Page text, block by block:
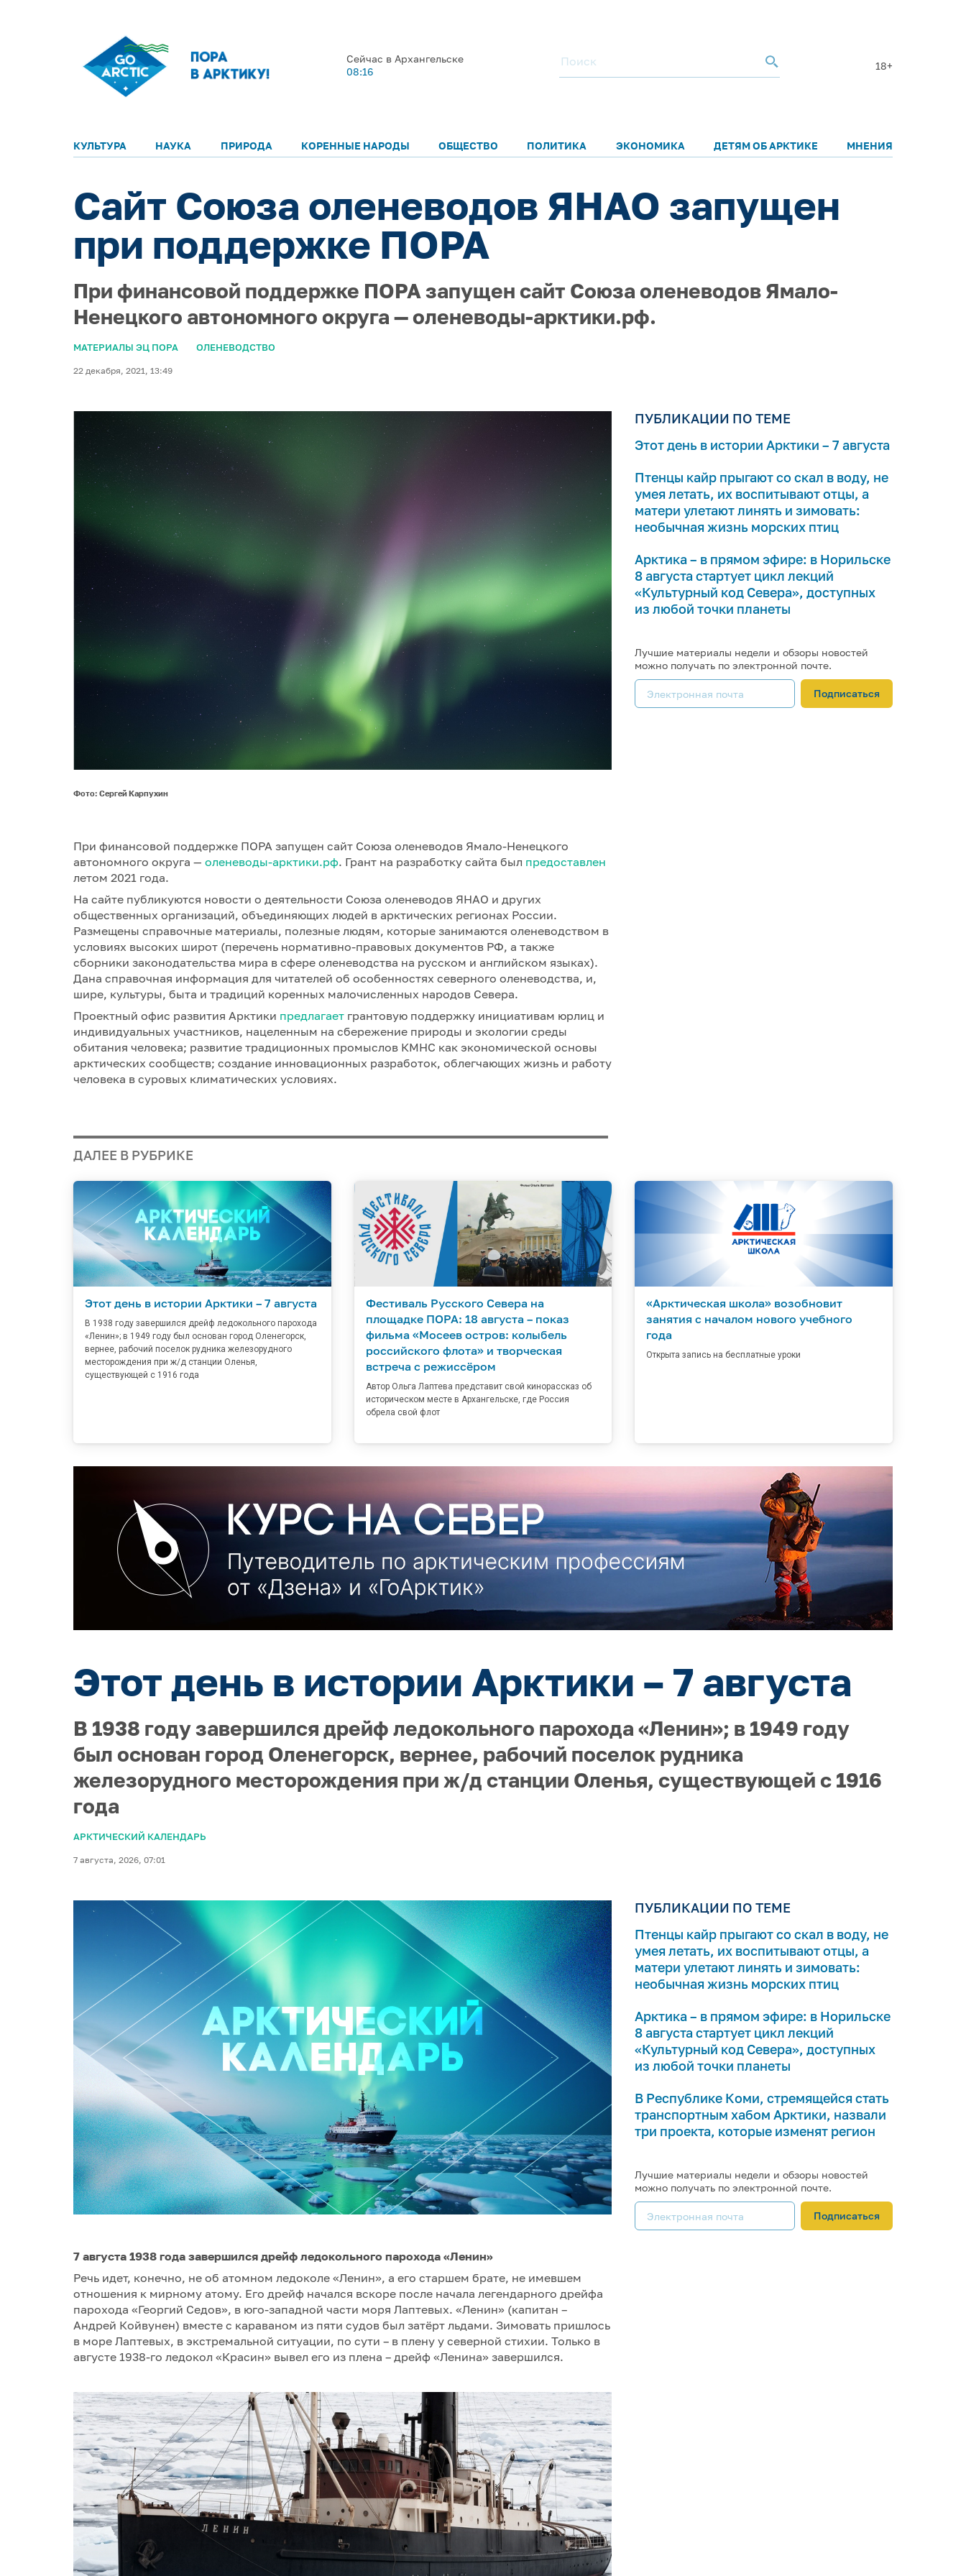
Сейчас в Архангельске
08:16
18+
КУЛЬТУРА НАУКА ПРИРОДА КОРЕННЫЕ НАРОДЫ ОБЩЕСТВО ПОЛИТИКА ЭКОНОМИКА ДЕТЯМ ОБ АРКТИКЕ МНЕНИЯ
Сайт Союза оленеводов ЯНАО запущен
при поддержке ПОРА
При финансовой поддержке ПОРА запущен сайт Союза оленеводов Ямало-
Ненецкого автономного округа — оленеводы-арктики.рф.
МАТЕРИАЛЫ ЭЦ ПОРА ОЛЕНЕВОДСТВО
22 декабря, 2021, 13:49
Фото: Сергей Карпухин
При финансовой поддержке ПОРА запущен сайт Союза оленеводов Ямало-Ненецкого
автономного округа — оленеводы-арктики.рф. Грант на разработку сайта был предоставлен
летом 2021 года.
На сайте публикуются новости о деятельности Союза оленеводов ЯНАО и других
общественных организаций, объединяющих людей в арктических регионах России.
Размещены справочные материалы, полезные людям, которые занимаются оленеводством в
условиях высоких широт (перечень нормативно-правовых документов РФ, а также
сборники законодательства мира в сфере оленеводства на русском и английском языках).
Дана справочная информация для читателей об особенностях северного оленеводства, и,
шире, культуры, быта и традиций коренных малочисленных народов Севера.
Проектный офис развития Арктики предлагает грантовую поддержку инициативам юрлиц и
индивидуальных участников, нацеленным на сбережение природы и экологии среды
обитания человека; развитие традиционных промыслов КМНС как экономической основы
арктических сообществ; создание инновационных разработок, облегчающих жизнь и работу
человека в суровых климатических условиях.
ПУБЛИКАЦИИ ПО ТЕМЕ
Этот день в истории Арктики – 7 августа
Птенцы кайр прыгают со скал в воду, не
умея летать, их воспитывают отцы, а
матери улетают линять и зимовать:
необычная жизнь морских птиц
Арктика – в прямом эфире: в Норильске
8 августа стартует цикл лекций
«Культурный код Севера», доступных
из любой точки планеты
Лучшие материалы недели и обзоры новостей
можно получать по электронной почте.
Подписаться
ДАЛЕЕ В РУБРИКЕ
Этот день в истории Арктики – 7 августа
В 1938 году завершился дрейф ледокольного парохода
«Ленин»; в 1949 году был основан город Оленегорск,
вернее, рабочий поселок рудника железорудного
месторождения при ж/д станции Оленья,
существующей с 1916 года
Фестиваль Русского Севера на
площадке ПОРА: 18 августа – показ
фильма «Мосеев остров: колыбель
российского флота» и творческая
встреча с режиссёром
Автор Ольга Лаптева представит свой кинорассказ об
историческом месте в Архангельске, где Россия
обрела свой флот
«Арктическая школа» возобновит
занятия с началом нового учебного
года
Открыта запись на бесплатные уроки
Этот день в истории Арктики – 7 августа
В 1938 году завершился дрейф ледокольного парохода «Ленин»; в 1949 году
был основан город Оленегорск, вернее, рабочий поселок рудника
железорудного месторождения при ж/д станции Оленья, существующей с 1916
года
АРКТИЧЕСКИЙ КАЛЕНДАРЬ
7 августа, 2026, 07:01
7 августа 1938 года завершился дрейф ледокольного парохода «Ленин»
Речь идет, конечно, не об атомном ледоколе «Ленин», а его старшем брате, не имевшем
отношения к мирному атому. Его дрейф начался вскоре после начала легендарного дрейфа
парохода «Георгий Седов», в юго-западной части моря Лаптевых. «Ленин» (капитан –
Андрей Койвунен) вместе с караваном из пяти судов был затёрт льдами. Зимовать пришлось
в море Лаптевых, в экстремальной ситуации, по сути – в плену у северной стихии. Только в
августе 1938-го ледокол «Красин» вывел его из плена – дрейф «Ленина» завершился.
ПУБЛИКАЦИИ ПО ТЕМЕ
Птенцы кайр прыгают со скал в воду, не
умея летать, их воспитывают отцы, а
матери улетают линять и зимовать:
необычная жизнь морских птиц
Арктика – в прямом эфире: в Норильске
8 августа стартует цикл лекций
«Культурный код Севера», доступных
из любой точки планеты
В Республике Коми, стремящейся стать
транспортным хабом Арктики, назвали
три проекта, которые изменят регион
Лучшие материалы недели и обзоры новостей
можно получать по электронной почте.
Подписаться